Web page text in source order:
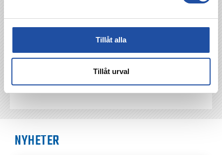
Tillåt alla
Tillåt urval
NYHETER